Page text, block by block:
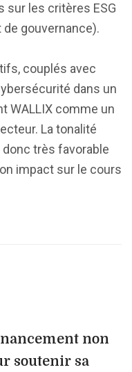
sur les critères ESG
gouvernance).
couplés avec
dans un
WALLIX comme un
La tonalité
très favorable
impact sur le cours
non
soutenir sa